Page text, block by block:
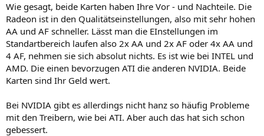
Wie gesagt, beide Karten haben Ihre Vor - und Nachteile. Die
Radeon ist in den Qualitätseinstellungen, also mit sehr hohen
AA und AF schneller. Lässt man die EInstellungen im
Standartbereich laufen also 2x AA und 2x AF oder 4x AA und
4 AF, nehmen sie sich absolut nichts. Es ist wie bei INTEL und
AMD. Die einen bevorzugen ATI die anderen NVIDIA. Beide
Karten sind Ihr Geld wert.
Bei NVIDIA gibt es allerdings nicht hanz so häufig Probleme
mit den Treibern, wie bei ATI. Aber auch das hat sich schon
gebessert.